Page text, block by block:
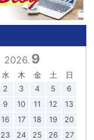
2026. 9
水 木 金 土
日
2 3 4 5
6
9 10 11 12
13
16 17 18 19
20
23 24 25 26
27